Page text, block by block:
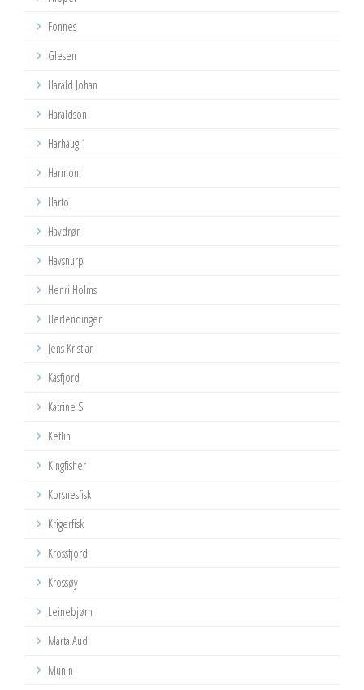
Fonnes
Glesen
Harald Johan
Haraldson
Harhaug 1
Harmoni
Harto
Havdrøn
Havsnurp
Henri Holms
Herlendingen
Jens Kristian
Kasfjord
Katrine S
Ketlin
Kingfisher
Korsnesfisk
Krigerfisk
Krossfjord
Krossøy
Leinebjørn
Marta Aud
Munin